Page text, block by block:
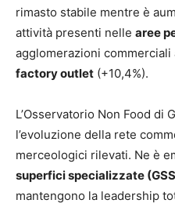
rimasto stabile mentre è
attività presenti nelle aree
agglomerazioni commerciali
factory outlet (+10,4%).
L’Osservatorio Non Food di
l’evoluzione della rete
merceologici rilevati. Ne è
superfici specializzate
mantengono la leadership